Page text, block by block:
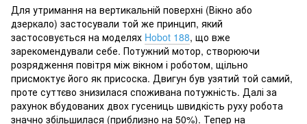
Для утримання на вертикальній поверхні (Вікно або
дзеркало) застосували той же принцип, який
застосовується на моделях Hobot 188, що вже
зарекомендували себе. Потужний мотор, створюючи
розрядження повітря між вікном і роботом, щільно
присмоктує його як присоска. Двигун був узятий той самий,
проте суттєво знизилася споживана потужність. Далі за
рахунок вбудованих двох гусениць швидкість руху робота
значно збільшилася (приблизно на 50%). Тепер на